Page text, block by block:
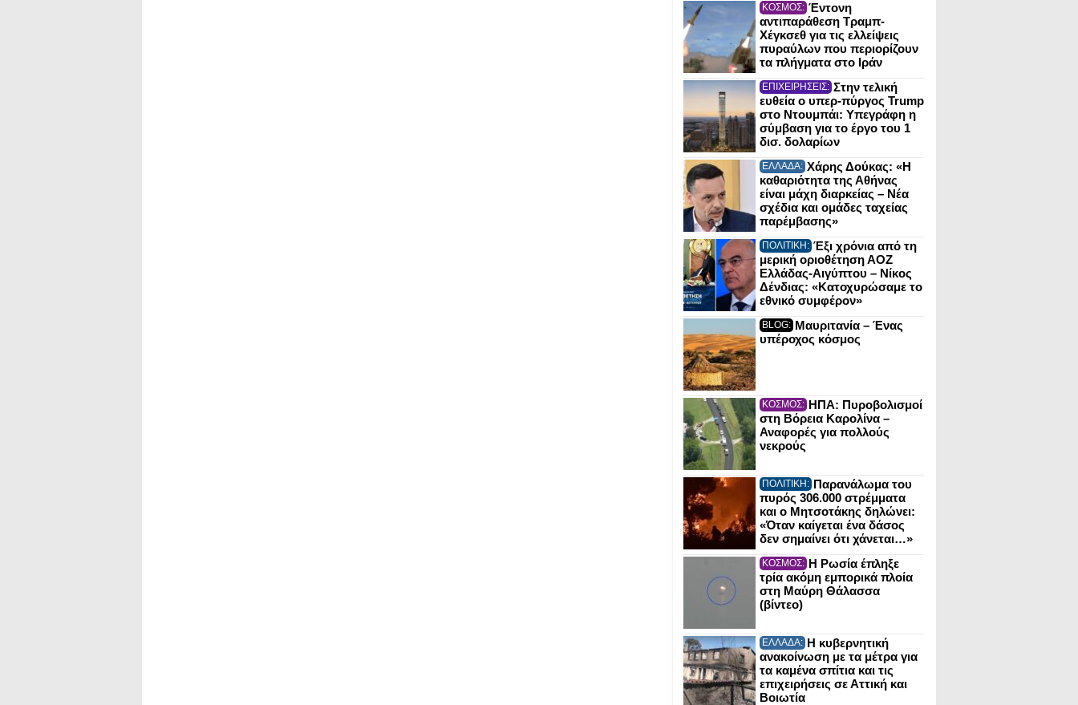
ΚΟΣΜΟΣ: Έντονη
αντιπαράθεση Τραμπ-
Χέγκσεθ για τις ελλείψεις
πυραύλων που περιορίζουν
τα πλήγματα στο Ιράν
ΕΠΙΧΕΙΡΗΣΕΙΣ: Στην τελική
ευθεία ο υπερ-πύργος Trump
στο Ντουμπάι: Υπεγράφη η
σύμβαση για το έργο του 1
δισ. δολαρίων
ΕΛΛΑΔΑ: Χάρης Δούκας: «Η
καθαριότητα της Αθήνας
είναι μάχη διαρκείας – Νέα
σχέδια και ομάδες ταχείας
παρέμβασης»
ΠΟΛΙΤΙΚΗ: Έξι χρόνια από τη
μερική οριοθέτηση ΑΟΖ
Ελλάδας-Αιγύπτου – Νίκος
Δένδιας: «Κατοχυρώσαμε το
εθνικό συμφέρον»
BLOG: Μαυριτανία – Ένας
υπέροχος κόσμος
ΚΟΣΜΟΣ: ΗΠΑ: Πυροβολισμοί
στη Βόρεια Καρολίνα –
Αναφορές για πολλούς
νεκρούς
ΠΟΛΙΤΙΚΗ: Παρανάλωμα του
πυρός 306.000 στρέμματα
και ο Μητσοτάκης δηλώνει:
«Όταν καίγεται ένα δάσος
δεν σημαίνει ότι χάνεται…»
ΚΟΣΜΟΣ: Η Ρωσία έπληξε
τρία ακόμη εμπορικά πλοία
στη Μαύρη Θάλασσα
(βίντεο)
ΕΛΛΑΔΑ: Η κυβερνητική
ανακοίνωση με τα μέτρα για
τα καμένα σπίτια και τις
επιχειρήσεις σε Αττική και
Βοιωτία